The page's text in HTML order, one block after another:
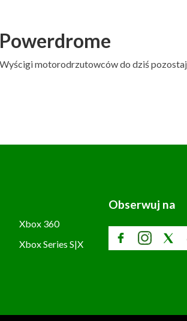
Powerdrome
Wyścigi motorodrzutowców do dziś
Xbox 360
Xbox Series S|X
Obserwuj na